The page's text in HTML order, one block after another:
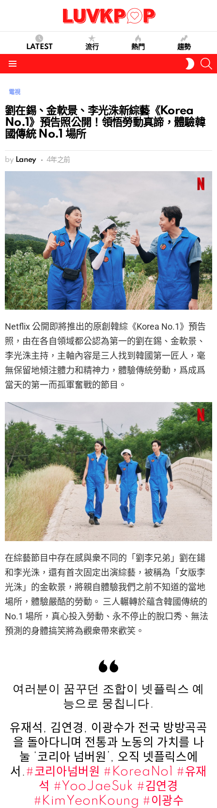
LATEST 流行 熱門 趨勢
SKIN
電視
劉在錫、金軟景、李光洙新綜藝《Korea
No.1》預告照公開！領悟勞動真諦，體驗韓
國傳統 No.1 場所
by Laney 4年之前
Netflix 公開即將推出的原創韓綜《Korea No.1》預告
照，由在各自領域都公認為第一的劉在錫、金軟景、
李光洙主持，主軸內容是三人找到韓國第一匠人，毫
無保留地傾注體力和精神力，體驗傳統勞動，爲成爲
當天的第一而孤軍奮戰的節目。
在綜藝節目中存在感與衆不同的「劉李兄弟」劉在鍚
和李光洙，還有首次固定出演綜藝，被稱為「女版李
光洙」的金軟景，將親自體驗我們之前不知道的當地
場所，體驗嚴酷的勞動。 三人輾轉於蘊含韓國傳統的
No.1 場所，真心投入勞動、永不停止的脫口秀、無法
預測的身體搞笑將為觀衆帶來歡笑。
여러분이 꿈꾸던 조합이 넷플릭스 예
능으로 뭉칩니다.
유재석, 김연경, 이광수가 전국 방방곡곡
을 돌아다니며 전통과 노동의 가치를 나
눌 ‘코리아 넘버원’, 오직 넷플릭스에
서.#코리아넘버원 #KoreaNo1
#유재
석 #YooJaeSuk #김연경
#KimYeonKoung #이광수